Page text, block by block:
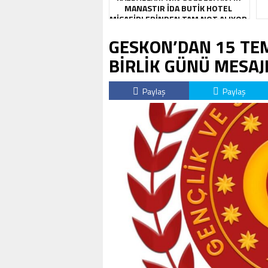
MANASTIR İDA BUTIK HOTEL
MISAFIRLERINDEN TAM NOT ALIYOR
GESKON’DAN 15
BİRLİK GÜNÜ MESAJI
Paylaş Paylaş